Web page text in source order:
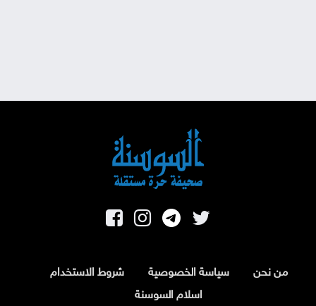
من نحن سياسة الخصوصية
شروط الاستخدام
اسلام السوسنة